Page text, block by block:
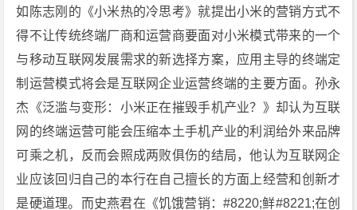
如陈志刚的《小米热的冷思考》就提出小米的营销方式不
得不让传统终端厂商和运营商要面对小米模式带来的一个
与移动互联网发展需求的新选择方案，应用主导的终端定
制运营模式将会是互联网企业运营终端的主要方面。孙永
杰《泛滥与变形：小米正在摧毁手机产业？》却认为互联
网的终端运营可能会压缩本土手机产业的利润给外来品牌
可乘之机，反而会照成两败俱伤的结局，他认为互联网企
业应该回归自己的本行在自己擅长的方面上经营和创新才
是硬道理。而史燕君在《饥饿营销：#8220;鲜#8221;在创